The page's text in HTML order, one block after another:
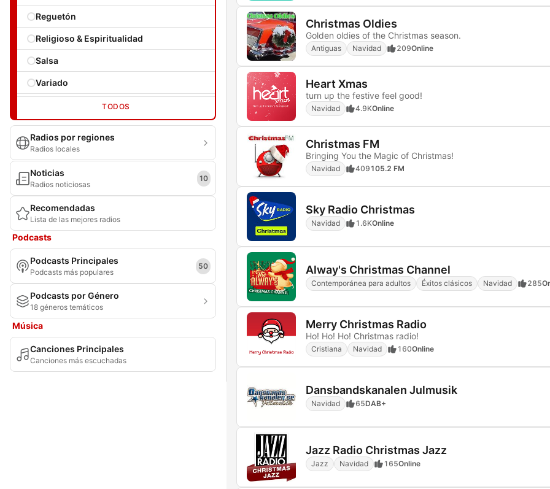
Reguetón
Religioso & Espiritualidad
Salsa
Variado
TODOS
Radios por regiones
Radios locales
Noticias
Radios noticiosas
10
Recomendadas
Lista de las mejores radios
Podcasts
Podcasts Principales
Podcasts más populares
50
Podcasts por Género
18 géneros temáticos
Música
Canciones Principales
Canciones más escuchadas
Christmas Oldies
Golden oldies of the Christmas season.
Antiguas Navidad 209Online
Heart Xmas
turn up the festive feel good!
Navidad 4.9KOnline
Christmas FM
Bringing You the Magic of Christmas!
Navidad 409105.2 FM
Sky Radio Christmas
Navidad 1.6KOnline
Alway's Christmas Channel
Contemporánea para adultos Éxitos clásicos Navidad 285
Merry Christmas Radio
Ho! Ho! Ho! Christmas radio!
Cristiana Navidad 160Online
Dansbandskanalen Julmusik
Navidad 65DAB+
Jazz Radio Christmas Jazz
Jazz Navidad 165Online